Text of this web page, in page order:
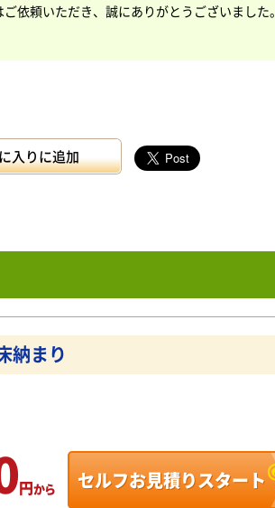
ご依頼いただき、誠にありがとうございました。
入りに追加
納まり
円から セルフお見積りスタート